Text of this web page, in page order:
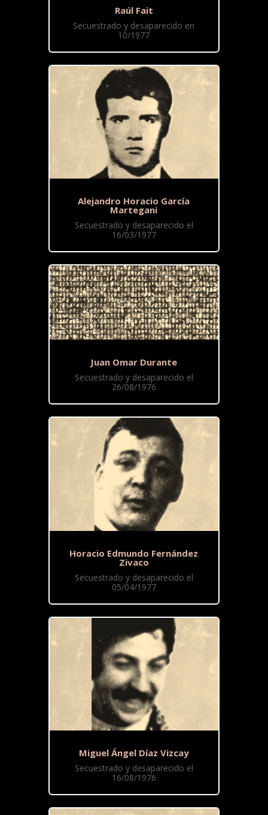
Raúl Fait
Secuestrado y desaparecido en
10/1977
Alejandro Horacio García
Martegani
Secuestrado y desaparecido el
16/03/1977
Juan Omar Durante
Secuestrado y desaparecido el
26/08/1976
Horacio Edmundo Fernández
Zivaco
Secuestrado y desaparecido el
05/04/1977
Miguel Ángel Díaz Vizcay
Secuestrado y desaparecido el
16/08/1976